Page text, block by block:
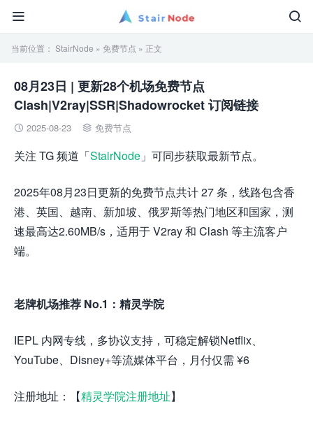


当前位置： StairNode » 免费节点 » 正文
08月23日 | 更新28个机场免费节点
Clash|V2ray|SSR|Shadowrocket 订阅链接
 2025-08-23  免费节点
关注 TG 频道「StairNode 」可同步获取最新节点。
2025年08月23日更新的免费节点共计 27 条，线路包含香
港、英国、越南、新加坡、俄罗斯等热门地区和国家，测
速最高达2.60MB/s，适用于 V2ray 和 Clash 等主流客户
端。
老牌机场推荐 No.1：精灵学院
IEPL 内网专线，多协议支持，可稳定解锁Netflix、
YouTube、Disney+等流媒体平台，月付仅需 ¥6
注册地址：【精灵学院注册地址】